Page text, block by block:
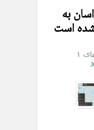
به
است
۱